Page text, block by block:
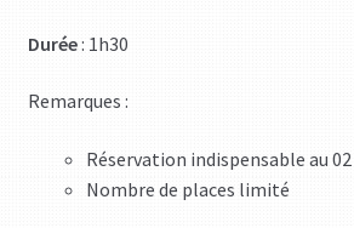
Durée: 1h30
Remarques :
Réservation indispensable au 02
Nombre de places limité